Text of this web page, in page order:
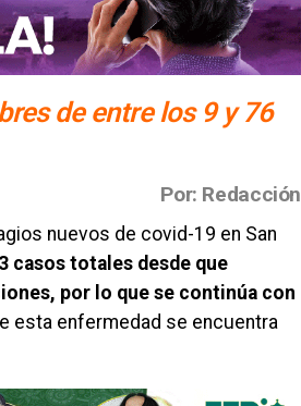
de entre los 9 y 76
Por: Redacción
nuevos de covid-19 en San
casos totales desde que
, por lo que se continúa con
esta enfermedad se encuentra